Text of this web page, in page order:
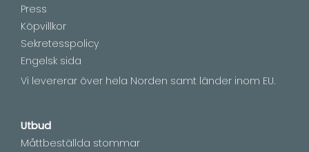
Press
Köpvillkor
Sekretesspolicy
Engelsk sida
Vi levererar över hela Norden samt länder inom EU.
Utbud
Måttbeställda stommar